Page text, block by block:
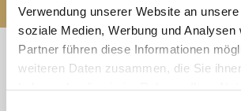
Verwendung unserer Website an
soziale Medien, Werbung und Analysen
Partner führen diese Informationen
weiteren Daten zusammen, die Sie